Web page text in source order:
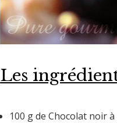
Les
100 g de Chocolat noir